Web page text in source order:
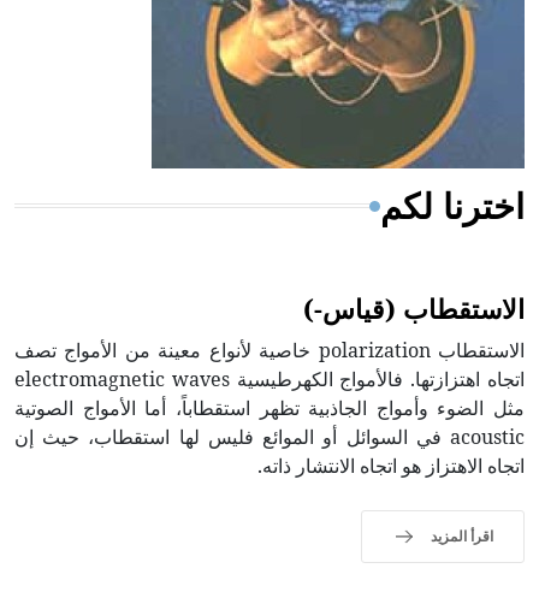
- هل تعلم أن المرجان إفراز حيواني يتكون في البحر ويتركب
من مادة كربونات الكلسيوم، وهو أحمر أو شديد الحمرة وهو
أجود أنواعه، ويمتاز بكبر الحجم ويسمى الش
اخترنا لكم
الاستقطاب (قياس-)
الاستقطاب polarization خاصية لأنواع معينة من الأمواج تصف
اتجاه اهتزازتها. فالأمواج الكهرطيسية electromagnetic waves
مثل الضوء وأمواج الجاذبية تظهر استقطاباً، أما الأمواج الصوتية
acoustic في السوائل أو الموائع فليس لها استقطاب، حيث إن
اتجاه الاهتزاز هو اتجاه الانتشار ذاته.
اقرأ المزيد